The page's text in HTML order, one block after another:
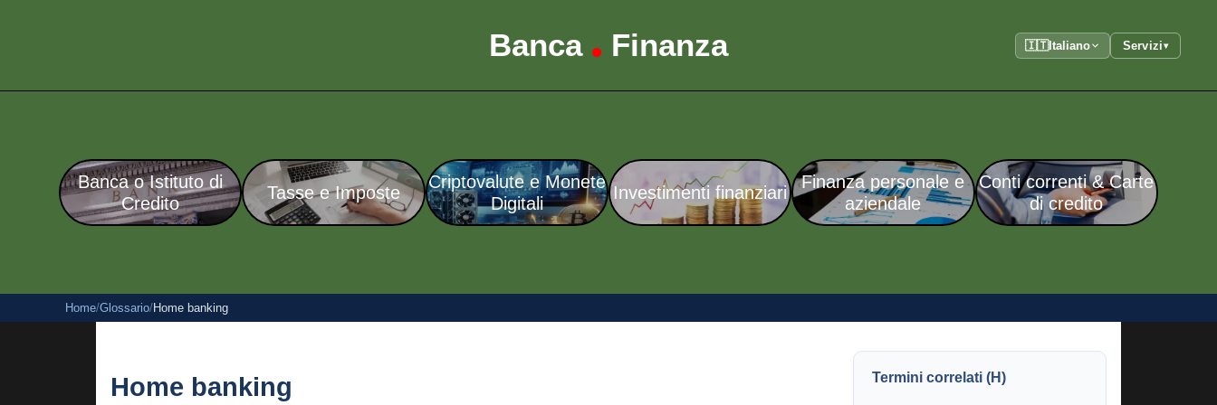
Banca • Finanza 🇮🇹Italiano Servizi▾
Banca o Istituto di
Credito
Tasse e Imposte
Criptovalute e Monete
Digitali
Investimenti finanziari
Finanza personale e
aziendale
Conti correnti & Carte
di credito
Home/Glossario/Home banking
Home banking Termini correlati (H)